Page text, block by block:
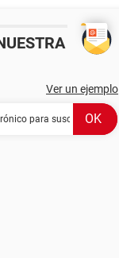
Ver un ejemplo